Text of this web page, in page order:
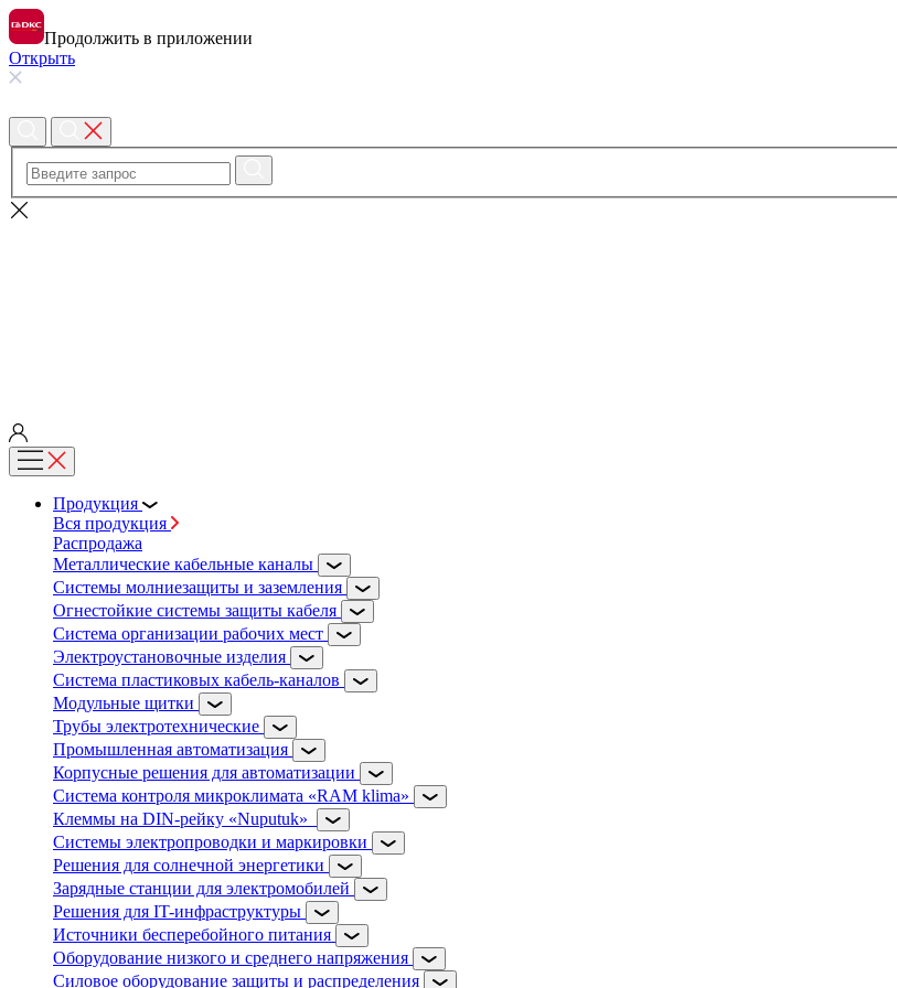
Продолжить в приложении
Открыть
Продукция
Вся продукция
Распродажа
Металлические кабельные каналы
Системы молниезащиты и заземления
Огнестойкие системы защиты кабеля
Система организации рабочих мест
Электроустановочные изделия
Система пластиковых кабель-каналов
Модульные щитки
Трубы электротехнические
Промышленная автоматизация
Корпусные решения для автоматизации
Система контроля микроклимата «RAM klima»
Клеммы на DIN-рейку «Nuputuk»
Системы электропроводки и маркировки
Решения для солнечной энергетики
Зарядные станции для электромобилей
Решения для IT-инфраструктуры
Источники бесперебойного питания
Оборудование низкого и среднего напряжения
Силовое оборудование защиты и распределения